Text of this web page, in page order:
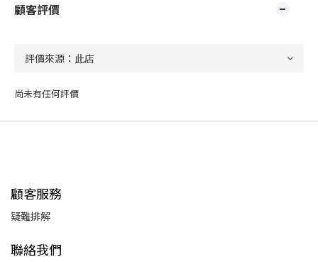
顧客評價
尚未有任何評價
顧客服務
疑難排解
聯絡我們